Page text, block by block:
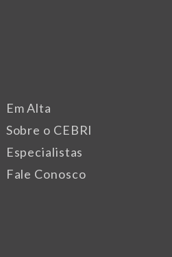
Em Alta
Sobre o CEBRI
Especialistas
Fale Conosco